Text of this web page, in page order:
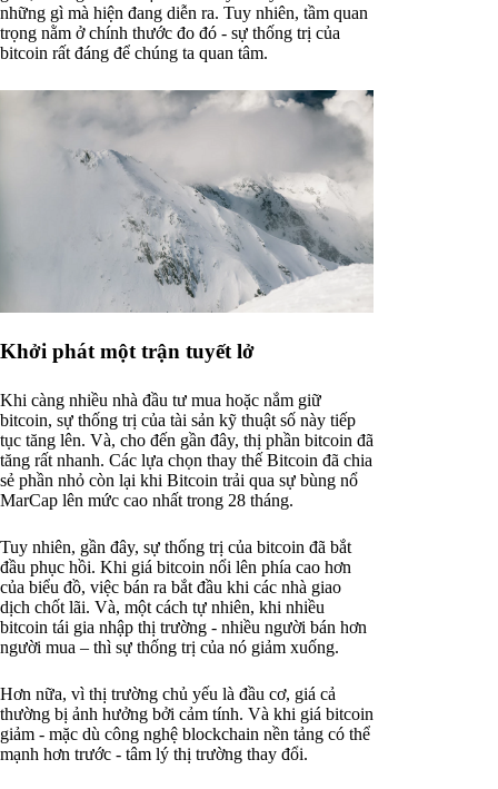
những gì mà hiện đang diễn ra. Tuy nhiên, tầm quan
trọng nằm ở chính thước đo đó - sự thống trị của
bitcoin rất đáng để chúng ta quan tâm.
Khởi phát một trận tuyết lở
Khi càng nhiều nhà đầu tư mua hoặc nắm giữ
bitcoin, sự thống trị của tài sản kỹ thuật số này tiếp
tục tăng lên. Và, cho đến gần đây, thị phần bitcoin đã
tăng rất nhanh. Các lựa chọn thay thế Bitcoin đã chia
sẻ phần nhỏ còn lại khi Bitcoin trải qua sự bùng nổ
MarCap lên mức cao nhất trong 28 tháng.
Tuy nhiên, gần đây, sự thống trị của bitcoin đã bắt
đầu phục hồi. Khi giá bitcoin nổi lên phía cao hơn
của biểu đồ, việc bán ra bắt đầu khi các nhà giao
dịch chốt lãi. Và, một cách tự nhiên, khi nhiều
bitcoin tái gia nhập thị trường - nhiều người bán hơn
người mua – thì sự thống trị của nó giảm xuống.
Hơn nữa, vì thị trường chủ yếu là đầu cơ, giá cả
thường bị ảnh hưởng bởi cảm tính. Và khi giá bitcoin
giảm - mặc dù công nghệ blockchain nền tảng có thể
mạnh hơn trước - tâm lý thị trường thay đổi.